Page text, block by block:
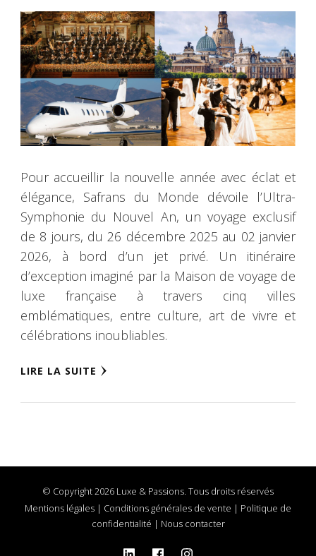
Pour accueillir la nouvelle année avec éclat et
élégance, Safrans du Monde dévoile l’Ultra-
Symphonie du Nouvel An, un voyage exclusif
de 8 jours, du 26 décembre 2025 au 02 janvier
2026, à bord d’un jet privé. Un itinéraire
d’exception imaginé par la Maison de voyage de
luxe française à travers cinq villes
emblématiques, entre culture, art de vivre et
célébrations inoubliables.
LIRE LA SUITE
© Copyright 2026 Luxe & Passions. Tous droits réservés
Mentions légales | Conditions générales de vente | Politique de
confidentialité | Nous contacter